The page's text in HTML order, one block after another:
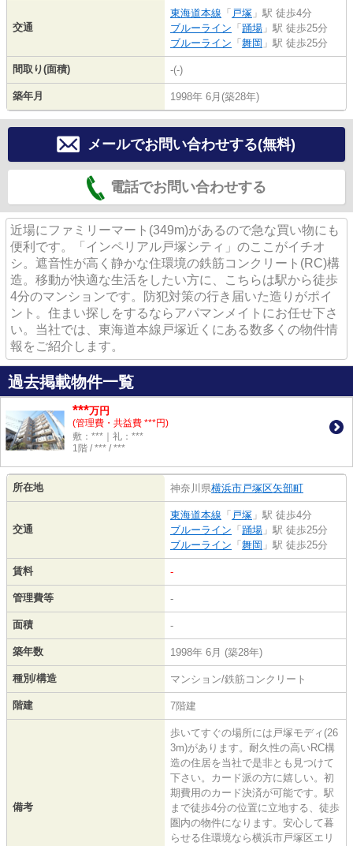
交通
東海道本線 「 戸塚 」駅 徒歩4分
ブルーライン 「 踊場 」駅 徒歩25分
ブルーライン 「 舞岡 」駅 徒歩25分
間取り(面積) -(-)
築年月 1998年 6月(築28年)
メールでお問い合わせする(無料)
電話でお問い合わせする
近場にファミリーマート(349m)があるので急な買い物にも
便利です。「インペリアル戸塚シティ」のここがイチオ
シ。遮音性が高く静かな住環境の鉄筋コンクリート(RC)構
造。移動が快適な生活をしたい方に、こちらは駅から徒歩
4分のマンションです。防犯対策の行き届いた造りがポイ
ント。住まい探しをするならアパマンメイトにお任せ下さ
い。当社では、東海道本線戸塚近くにある数多くの物件情
報をご紹介します。
過去掲載物件一覧
***万円
(管理費・共益費 ***円)
敷：***｜礼：***
1階 / *** / ***
所在地 神奈川県横浜市戸塚区矢部町
交通
東海道本線 「 戸塚 」駅 徒歩4分
ブルーライン 「 踊場 」駅 徒歩25分
ブルーライン 「 舞岡 」駅 徒歩25分
賃料 -
管理費等 -
面積 -
築年数 1998年 6月 (築28年)
種別/構造 マンション/鉄筋コンクリート
階建 7階建
備考
歩いてすぐの場所には戸塚モディ(26
3m)があります。耐久性の高いRC構
造の住居を当社で是非とも見つけて
下さい。カード派の方に嬉しい。初
期費用のカード決済が可能です。駅
まで徒歩4分の位置に立地する、徒歩
圏内の物件になります。安心して暮
らせる住環境なら横浜市戸塚区エリ